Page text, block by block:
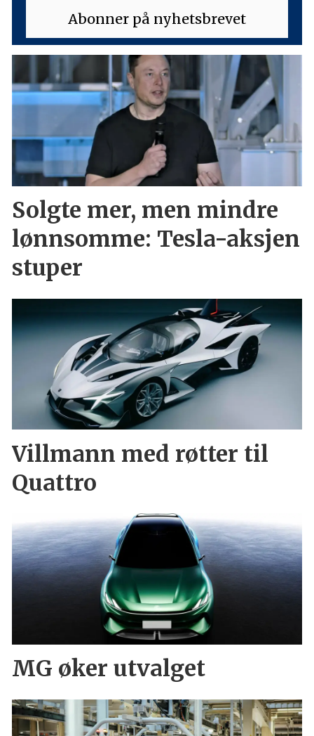
Solgte mer, men mindre
lønnsomme: Tesla-aksjen
stuper
Villmann med røtter til
Quattro
MG øker utvalget